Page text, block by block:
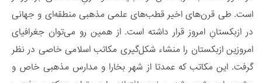
است. طی قرن‌های اخیر قطب‌های علمی مذهبی منطقه‌ای و جهانی
در ازبکستانِ امروز قرار داشته است. از همین رو می‌توان جغرافیای
امروزین ازبکستان را منشاء شکل‌گیری مکاتب اسلامی خاصی در نظر
گرفت. این مکاتب که عمدتا از شهر بخارا و مدارس مذهبی خاص و